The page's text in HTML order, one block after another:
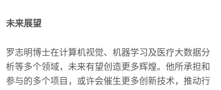
未来展望
罗志明博士在计算机视觉、机器学习及医疗大数据分
析等多个领域，未来有望创造更多辉煌。他所承担和
参与的多个项目，或许会催生更多创新技术，推动行